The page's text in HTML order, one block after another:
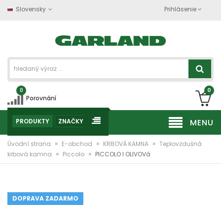
Slovensky Prihlásenie
0
Porovnání
0
MENU
PRODUKTY ZNAČKY
Úvodní strana » E-obchod » KRBOVÁ KAMNA » Teplovzdušná
krbová kamna » Piccolo » PICCOLO I OLIVOVá
DOPRAVA ZADARMO